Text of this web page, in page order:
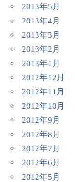
2013年5月
2013年4月
2013年3月
2013年2月
2013年1月
2012年12月
2012年11月
2012年10月
2012年9月
2012年8月
2012年7月
2012年6月
2012年5月